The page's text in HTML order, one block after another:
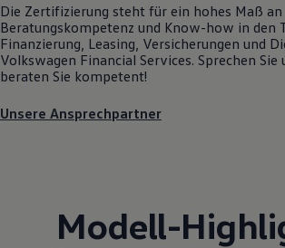
Die Zertifizierung steht für ein hohes Maß an
Beratungskompetenz und Know-how in den
Finanzierung, Leasing, Versicherungen und
Volkswagen Financial Services. Sprechen
beraten Sie kompetent!
Unsere Ansprechpartner
Modell-